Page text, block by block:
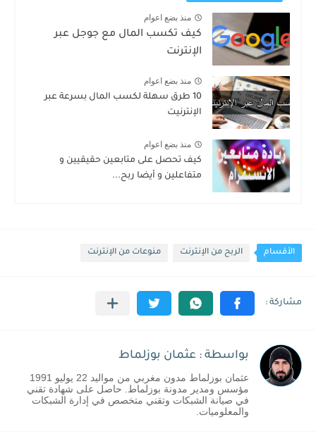
منذ بضع اعوام
كيف تكسب المال مع جوجل عبر
الإنترنت
منذ بضع اعوام
10 طرق سهلة لكسب المال بسرعة عبر
الإنترنيت
منذ بضع اعوام
كيف تحصل على متابعين حقيقيين و
متفاعلين و أيضا ربح...
الأقسام الربح من الإنترنت منوعات من الإنترنت
بواسطة : عثمان بوزلماط
عثمان بوزلماط مدون مغربي من مواليد 22 يوليو 1991
مؤسس ومدير مدونة بوزلماط. حاصل على شهادة تقني
في صيانة الشبكات وتقني متخصص في إدارة الشبكات
والمعلوميات.